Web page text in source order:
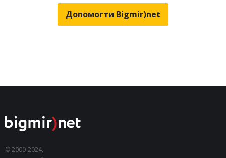
Допомогти Bigmir)net
© 2000-2024,